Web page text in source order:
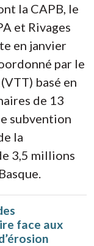
la CAPB, le
et Rivages
en janvier
par le
basé en
de 13
subvention
la
3,5 millions
face aux